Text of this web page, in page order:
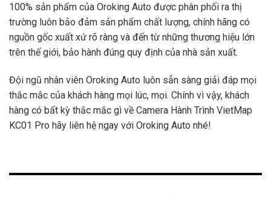
100% sản phẩm của Oroking Auto được phân phối ra thị
trường luôn bảo đảm sản phẩm chất lượng, chính hãng có
nguồn gốc xuất xứ rõ ràng và đến từ những thương hiệu lớn
trên thế giới, bảo hành đúng quy định của nhà sản xuất.
Đội ngũ nhân viên Oroking Auto luôn sẵn sàng giải đáp mọi
thắc mắc của khách hàng mọi lúc, mọi. Chính vì vậy, khách
hàng có bất kỳ thắc mắc gì về Camera Hành Trình VietMap
KC01 Pro hãy liên hệ ngay với Oroking Auto nhé!